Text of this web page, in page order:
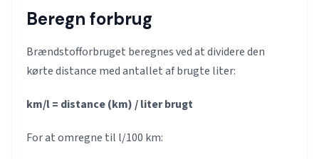
Beregn forbrug
Brændstofforbruget beregnes ved at dividere den
kørte distance med antallet af brugte liter:
km/l = distance (km) / liter brugt
For at omregne til l/100 km: